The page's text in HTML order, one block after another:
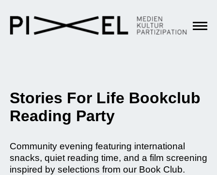
Stories For Life Bookclub
Reading Party
Community evening featuring international
snacks, quiet reading time, and a film screening
inspired by selections from our Book Club.